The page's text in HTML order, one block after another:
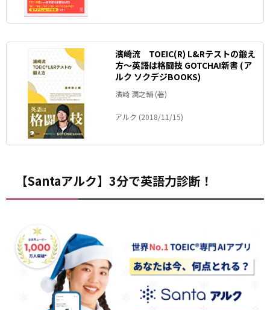
濱崎流 TOEIC(R) L&Rテストの鍛え
方～英語は格闘技 GOTCHA!新書 (ア
ルク ソクデジBOOKS)
濱崎 潤之輔 (著)
アルク (2018/11/15)
【Santaアルク】3分で英語力診断！